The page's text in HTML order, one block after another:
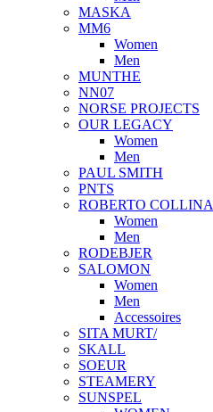
MASKA
MM6
Women
Men
MUNTHE
NN07
NORSE PROJECTS
OUR LEGACY
Women
Men
PAUL SMITH
PNTS
ROBERTO COLLINA
Women
Men
RODEBJER
SALOMON
Women
Men
Accessoires
SITA MURT/
SKALL
SOEUR
STEAMERY
SUNSPEL